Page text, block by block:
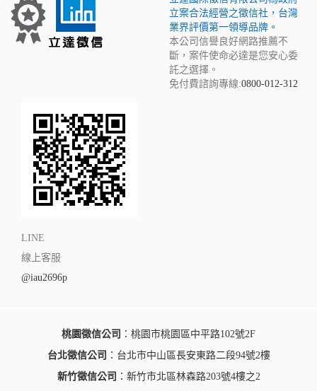
立案合法經營之徵信社，台灣
業界評價第一領導品牌。
本公司信譽良好網路推薦不
斷，案件使命必達是您安心委
託之選擇。
免付費諮詢專線:0800-012-312
LINE
線上客服
@iau2696p
桃園徵信公司 ：桃園市桃園區中平路102號2F
台北徵信公司 ：台北市中山區長安東路二段94號2樓
新竹徵信公司 ：新竹市北區林森路203號4樓之2